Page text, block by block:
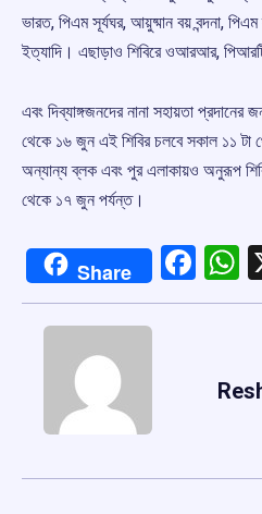
ভারত, পিএম সূর্যঘর, আয়ুষ্মান বয় বন্দনা, পিএম
ইত্যাদি। এছাড়াও শিবিরে ওআরআর,
এবং দিব্যাঙ্গজনদের নানা সহায়তা
থেকে ১৬ জুন এই শিবির চলবে সকাল ১১ টা
অন্যান্য ব্লক এবং পুর এলাকায়ও অনুরূপ
থেকে ১৭ জুন পর্যন্ত।
Share